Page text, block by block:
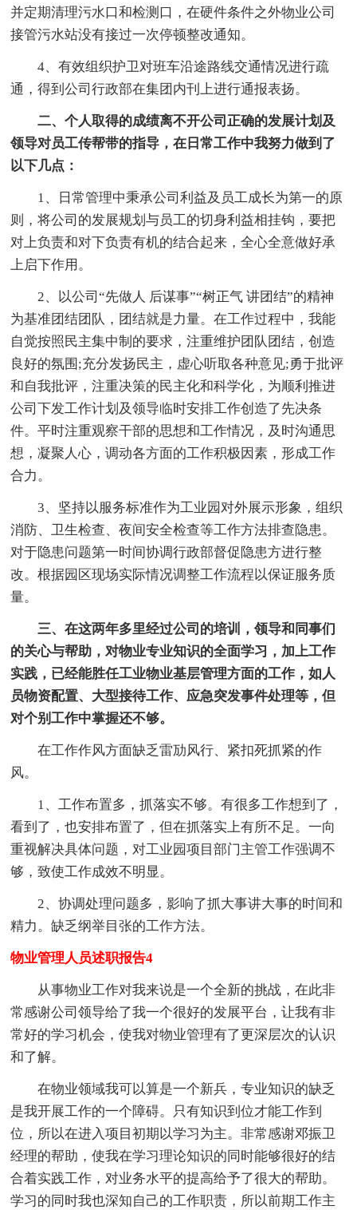
并定期清理污水口和检测口，在硬件条件之外物业公司
接管污水站没有接过一次停顿整改通知。
4、有效组织护卫对班车沿途路线交通情况进行疏
通，得到公司行政部在集团内刊上进行通报表扬。
二、个人取得的成绩离不开公司正确的发展计划及
领导对员工传帮带的指导，在日常工作中我努力做到了
以下几点：
1、日常管理中秉承公司利益及员工成长为第一的原
则，将公司的发展规划与员工的切身利益相挂钩，要把
对上负责和对下负责有机的结合起来，全心全意做好承
上启下作用。
2、以公司“先做人 后谋事”“树正气 讲团结”的精神
为基准团结团队，团结就是力量。在工作过程中，我能
自觉按照民主集中制的要求，注重维护团队团结，创造
良好的氛围;充分发扬民主，虚心听取各种意见;勇于批评
和自我批评，注重决策的民主化和科学化，为顺利推进
公司下发工作计划及领导临时安排工作创造了先决条
件。平时注重观察干部的思想和工作情况，及时沟通思
想，凝聚人心，调动各方面的工作积极因素，形成工作
合力。
3、坚持以服务标准作为工业园对外展示形象，组织
消防、卫生检查、夜间安全检查等工作方法排查隐患。
对于隐患问题第一时间协调行政部督促隐患方进行整
改。根据园区现场实际情况调整工作流程以保证服务质
量。
三、在这两年多里经过公司的培训，领导和同事们
的关心与帮助，对物业专业知识的全面学习，加上工作
实践，已经能胜任工业物业基层管理方面的工作，如人
员物资配置、大型接待工作、应急突发事件处理等，但
对个别工作中掌握还不够。
在工作作风方面缺乏雷劢风行、紧扣死抓紧的作
风。
1、工作布置多，抓落实不够。有很多工作想到了，
看到了，也安排布置了，但在抓落实上有所不足。一向
重视解决具体问题，对工业园项目部门主管工作强调不
够，致使工作成效不明显。
2、协调处理问题多，影响了抓大事讲大事的时间和
精力。缺乏纲举目张的工作方法。
物业管理人员述职报告4
从事物业工作对我来说是一个全新的挑战，在此非
常感谢公司领导给了我一个很好的发展平台，让我有非
常好的学习机会，使我对物业管理有了更深层次的认识
和了解。
在物业领域我可以算是一个新兵，专业知识的缺乏
是我开展工作的一个障碍。只有知识到位才能工作到
位，所以在进入项目初期以学习为主。非常感谢邓振卫
经理的帮助，使我在学习理论知识的同时能够很好的结
合着实践工作，对业务水平的提高给予了很大的帮助。
学习的同时我也深知自己的工作职责，所以前期工作主